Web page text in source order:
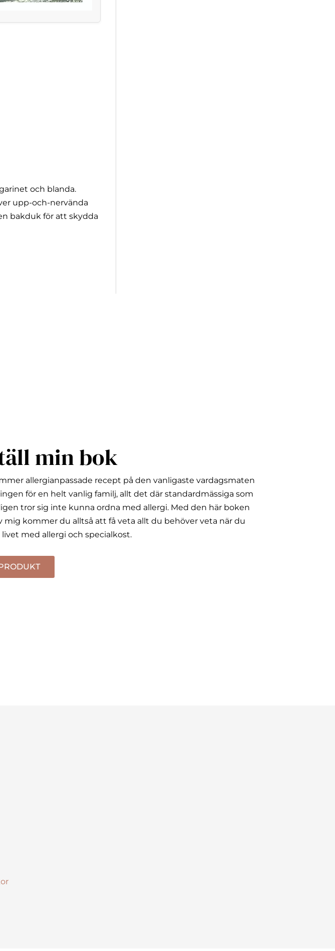
och blanda.
upp-och-nervända
bakduk för att skydda
min bok
allergianpassade recept på den vanligaste vardagsmaten
för en helt vanlig familj, allt det där standardmässiga som
tror sig inte kunna ordna med allergi. Med den här boken
mig kommer du alltså att få veta allt du behöver veta när du
livet med allergi och specialkost.